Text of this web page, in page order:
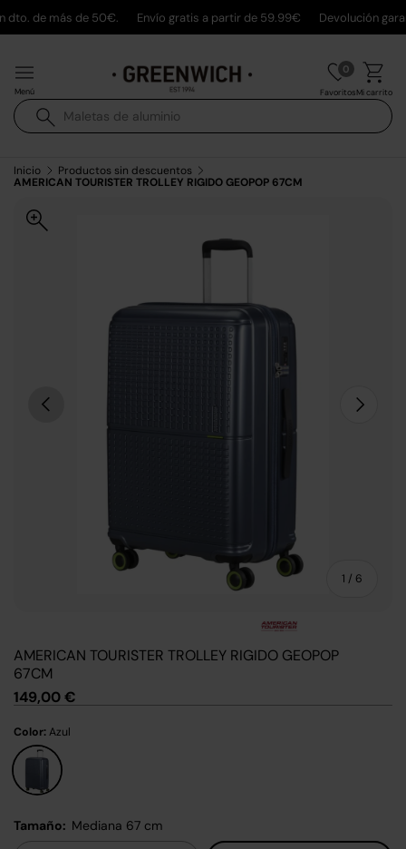
Ir al contenido
dto. de más de 50€. Envío gratis a partir de 59.99€ Devolución
BuscarBuscar
0
FavoritosMi carrito
Menú
Inicio
Productos sin descuentos
AMERICAN TOURISTER TROLLEY RIGIDO GEOPOP 67CM
Anterior
1 / de
6
AMERICAN TOURISTER TROLLEY RIGIDO GEOPOP
67CM
149,00 €
Color:Azul
Azul
Tamaño: Mediana 67 cm